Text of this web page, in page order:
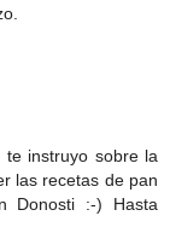
te instruyo sobre la
las recetas de pan
Donosti :-) Hasta